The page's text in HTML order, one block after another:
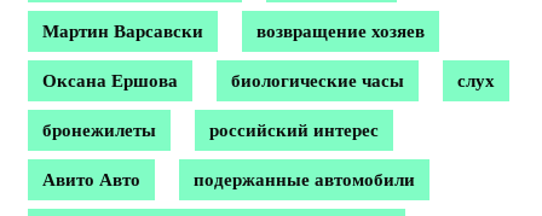
Мартин Варсавски возвращение хозяев
Оксана Ершова биологические часы слух
бронежилеты российский интерес
Авито Авто подержанные автомобили